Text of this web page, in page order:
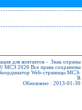
для контактов - Знак охраны
© МСЭ 2026 Все права сохранены
Web-страницы МСЭ-
R
Обновлено : 2013-01-30